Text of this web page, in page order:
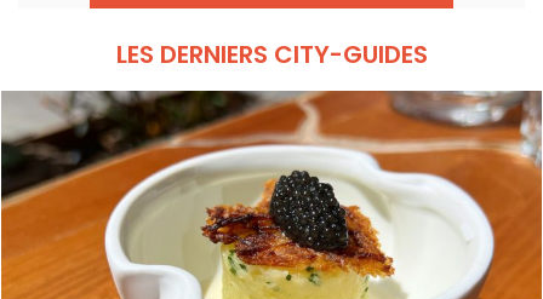
LES DERNIERS CITY-GUIDES